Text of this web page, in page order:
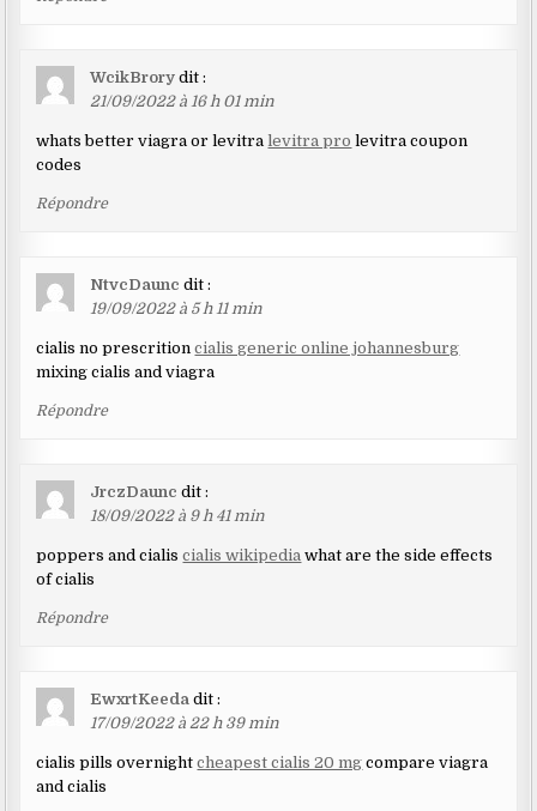
WcikBrory dit :
21/09/2022 à 16 h 01 min
whats better viagra or levitra levitra pro levitra coupon
codes
Répondre
NtvcDaunc dit :
19/09/2022 à 5 h 11 min
cialis no prescritioncialis generic online johannesburg
mixing cialis and viagra
Répondre
JrczDaunc dit :
18/09/2022 à 9 h 41 min
poppers and cialiscialis wikipedia what are the side effects
of cialis
Répondre
EwxrtKeeda dit :
17/09/2022 à 22 h 39 min
cialis pills overnightcheapest cialis 20 mg compare viagra
and cialis